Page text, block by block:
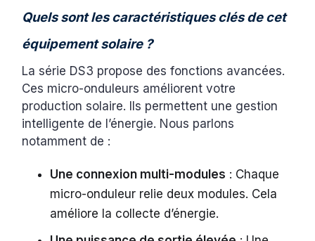
Quels sont les caractéristiques clés de cet
équipement solaire ?
La série DS3 propose des fonctions avancées.
Ces micro-onduleurs améliorent votre
production solaire. Ils permettent une gestion
intelligente de l’énergie. Nous parlons
notamment de :
Une connexion multi-modules : Chaque
micro-onduleur relie deux modules. Cela
améliore la collecte d’énergie.